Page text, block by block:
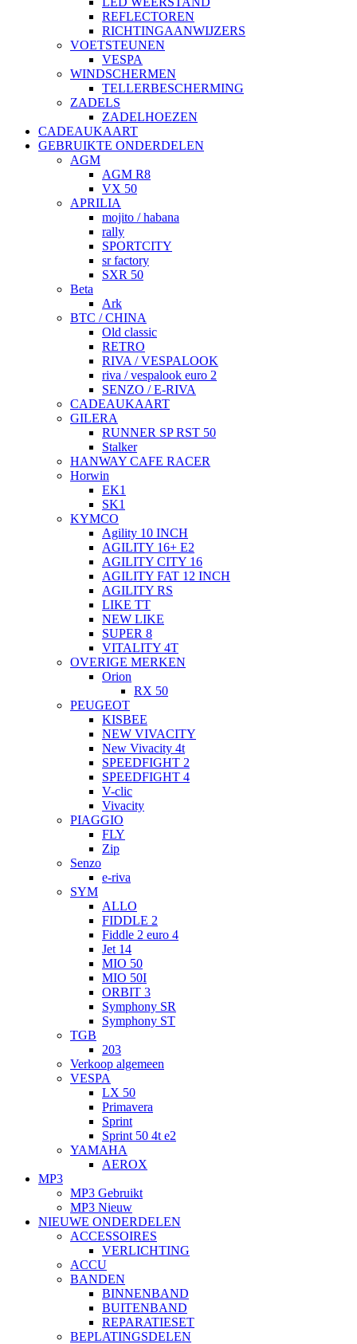
REFLECTOREN
RICHTINGAANWIJZERS
VOETSTEUNEN
VESPA
WINDSCHERMEN
TELLERBESCHERMING
ZADELS
ZADELHOEZEN
CADEAUKAART
GEBRUIKTE ONDERDELEN
AGM
AGM R8
VX 50
APRILIA
mojito / habana
rally
SPORTCITY
sr factory
SXR 50
Beta
Ark
BTC / CHINA
Old classic
RETRO
RIVA / VESPALOOK
riva / vespalook euro 2
SENZO / E-RIVA
CADEAUKAART
GILERA
RUNNER SP RST 50
Stalker
HANWAY CAFE RACER
Horwin
EK1
SK1
KYMCO
Agility 10 INCH
AGILITY 16+ E2
AGILITY CITY 16
AGILITY FAT 12 INCH
AGILITY RS
LIKE TT
NEW LIKE
SUPER 8
VITALITY 4T
OVERIGE MERKEN
Orion
RX 50
PEUGEOT
KISBEE
NEW VIVACITY
New Vivacity 4t
SPEEDFIGHT 2
SPEEDFIGHT 4
V-clic
Vivacity
PIAGGIO
FLY
Zip
Senzo
e-riva
SYM
ALLO
FIDDLE 2
Fiddle 2 euro 4
Jet 14
MIO 50
MIO 50I
ORBIT 3
Symphony SR
Symphony ST
TGB
203
Verkoop algemeen
VESPA
LX 50
Primavera
Sprint
Sprint 50 4t e2
YAMAHA
AEROX
MP3
MP3 Gebruikt
MP3 Nieuw
NIEUWE ONDERDELEN
ACCESSOIRES
VERLICHTING
ACCU
BANDEN
BINNENBAND
BUITENBAND
REPARATIESET
BEPLATINGSDELEN